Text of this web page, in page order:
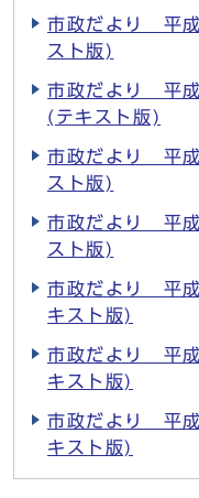
市政だより 平
スト版)
市政だより 平
(テキスト版)
市政だより 平
スト版)
市政だより 平
スト版)
市政だより 平
キスト版)
市政だより 平
キスト版)
市政だより 平
キスト版)